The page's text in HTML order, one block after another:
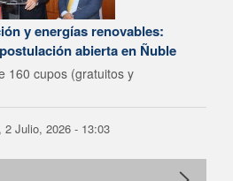
y energías renovables:
abierta en Ñuble
160 cupos (gratuitos y
2 Julio, 2026 - 13:03